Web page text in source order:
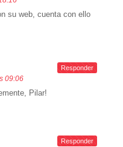
su web, cuenta con ello
09:06
Pilar!
Responder
Responder